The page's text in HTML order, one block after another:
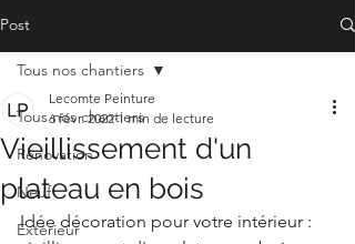
Post
Tous nos chantiers
Rénovation
Neuf
Extérieur
Tous nos chantiers
Vieillissement d'un
plateau en bois
Lecomte Peinture
6 févr. 2022 1 min de lecture
Idée décoration pour votre intérieur :